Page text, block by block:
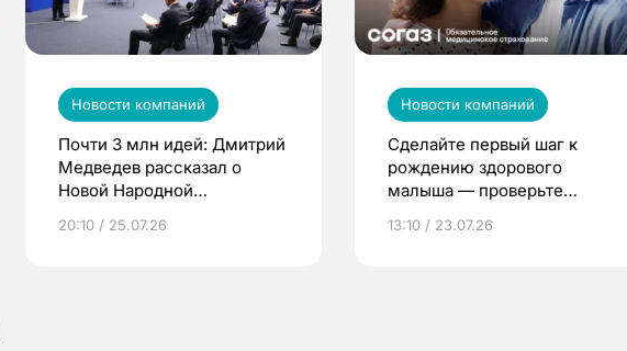
Новости компаний
Почти 3 млн идей: Дмитрий
Медведев рассказал о
Новой Народной
20:10 / 25.07.26
Новости компаний
Сделайте первый шаг к
рождению здорового
малыша — проверьте
по ОМС!
13:10 / 23.07.26